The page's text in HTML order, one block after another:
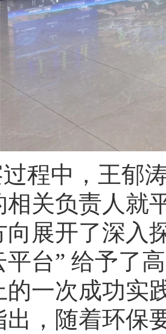
程中，王郁
相关负责人就
向展开了深入
平台” 给予了
的一次成功实
出，随着环保